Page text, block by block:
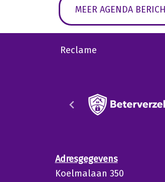
MEER AGENDA
Reclame
Adresgegevens
Koelmalaan 350